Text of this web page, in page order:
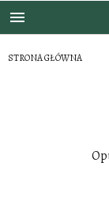
STRONA GŁÓWNA